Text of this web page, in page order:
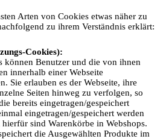
Arten von Cookies etwas näher zu
zu ihrem Verständnis erklärt:
Cookies):
können Benutzer und die von ihnen
innerhalb einer Webseite
Sie erlauben es der Webseite, ihre
Seiten hinweg zu verfolgen, so
bereits eingetragen/gespeichert
eingetragen/gespeichert werden
sind Warenkörbe in Webshops.
die Ausgewählten Produkte im